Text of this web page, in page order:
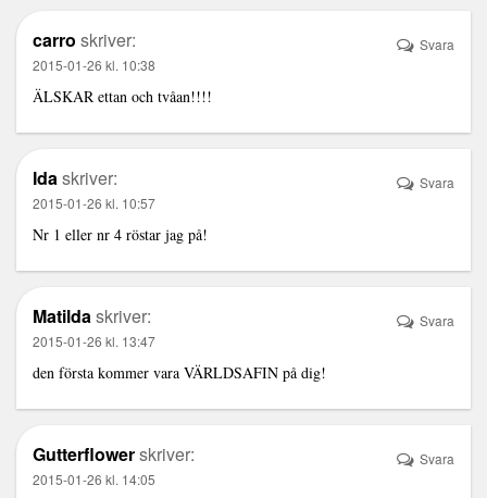
carro skriver:
2015-01-26 kl. 10:38
ÄLSKAR ettan och tvåan!!!!
Svara
Idaskriver:
2015-01-26 kl. 10:57
Nr 1 eller nr 4 röstar jag på!
Svara
Matildaskriver:
2015-01-26 kl. 13:47
den första kommer vara VÄRLDSAFIN på dig!
Svara
Gutterflowerskriver:
2015-01-26 kl. 14:05
Svara